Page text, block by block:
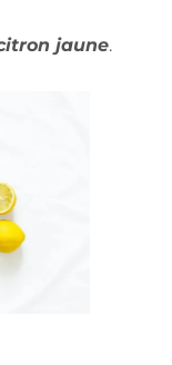
jaune.